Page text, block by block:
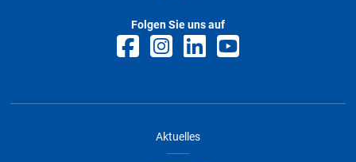
Folgen Sie uns auf
Aktuelles